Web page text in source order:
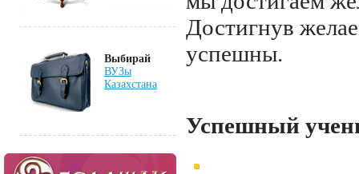
Выбирай
ВУЗы
Казахстана
Достигнув
успешны.
Успешный